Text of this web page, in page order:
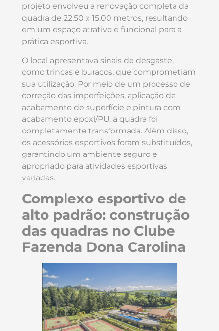
projeto envolveu a renovação completa da
quadra de 22,50 x 15,00 metros, resultando
em um espaço atrativo e funcional para a
prática esportiva.
O local apresentava sinais de desgaste,
como trincas e buracos, que comprometiam
sua utilização. Por meio de um processo de
correção das imperfeições, aplicação de
acabamento de superfície e pintura com
acabamento epoxi/PU, a quadra foi
completamente transformada. Além disso,
os acessórios esportivos foram substituídos,
garantindo um ambiente seguro e
apropriado para atividades esportivas
variadas.
Complexo esportivo de
alto padrão: construção
das quadras no Clube
Fazenda Dona Carolina